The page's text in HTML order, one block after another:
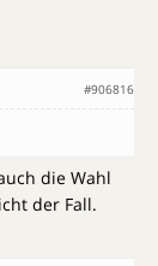
#906816
die Wahl
der Fall.